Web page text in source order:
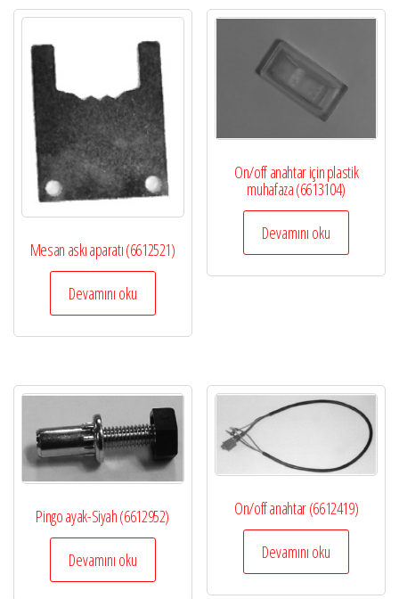
Mesan askı aparatı (6612521)
Devamını oku
On/off anahtar için plastik
muhafaza (6613104)
Devamını oku
Pingo ayak-Siyah (6612952)
Devamını oku
On/off anahtar (6612419)
Devamını oku